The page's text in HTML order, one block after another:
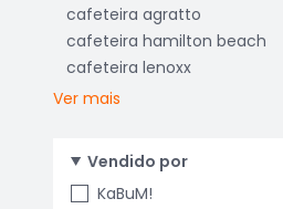
cafeteira agratto
cafeteira hamilton beach
cafeteira lenoxx
Ver mais
Vendido por
KaBuM!